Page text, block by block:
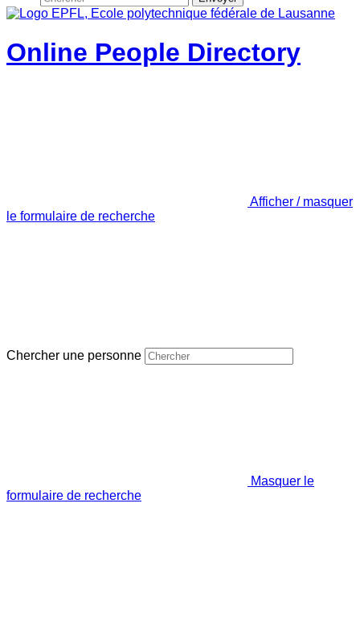
Online People Directory
Afficher / masquer
le formulaire de recherche
Chercher une personne
Masquer le
formulaire de recherche